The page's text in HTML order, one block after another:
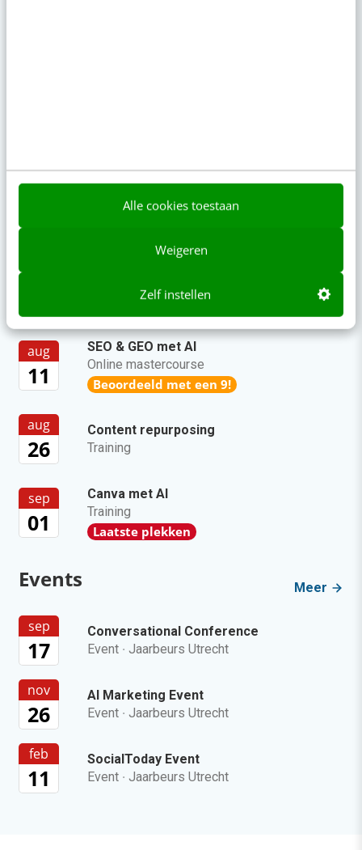
Alle cookies toestaan
Weigeren
Zelf instellen
Is jouw content doorvertelbaar? Doe de
buurvrouwtest
Meer
aug
11
SEO & GEO met AI
Online mastercourse
Beoordeeld met een 9!
aug
26
Content repurposing
Training
sep
01
Canva met AI
Training
Laatste plekken
Events Meer
sep
17
Conversational Conference
Event · Jaarbeurs Utrecht
nov
26
AI Marketing Event
Event · Jaarbeurs Utrecht
feb
11
SocialToday Event
Event · Jaarbeurs Utrecht